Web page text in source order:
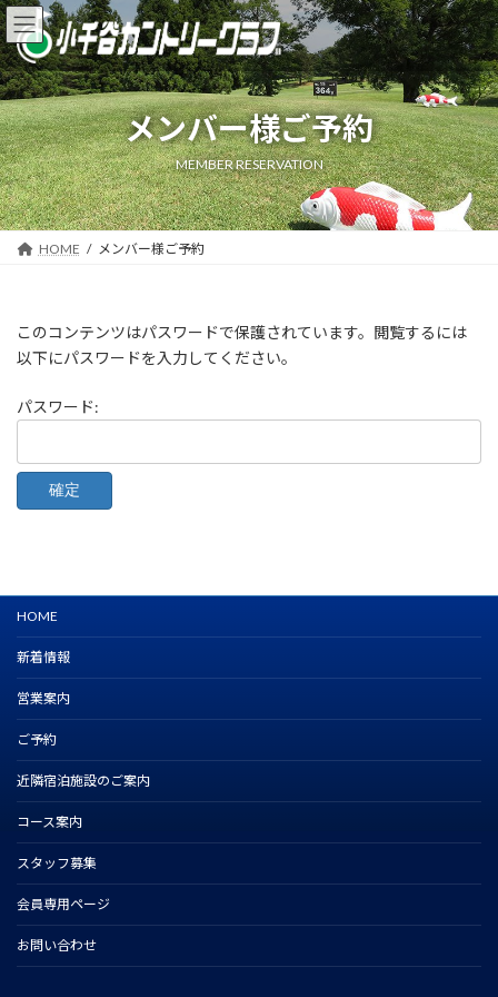
コ
ン
テ
ン
ツ
へ
ス
キ
ッ
プ
ナ
ビ
ゲ
ー
シ
ョ
ン
に
移
動
メンバー様ご予約
MEMBER RESERVATION
HOME メンバー様ご予約
このコンテンツはパスワードで保護されています。閲覧するには
以下にパスワードを入力してください。
パスワード:
HOME
新着情報
営業案内
ご予約
近隣宿泊施設のご案内
コース案内
スタッフ募集
会員専用ページ
お問い合わせ